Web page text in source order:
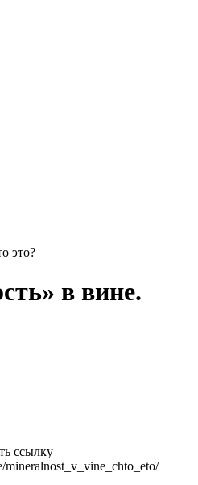
это?
в вине.
ссылку
mineralnost_v_vine_chto_eto/